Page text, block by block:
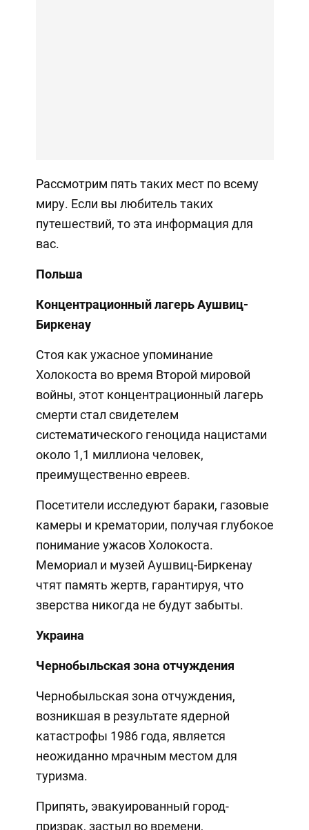
Рассмотрим пять таких мест по всему
миру. Если вы любитель таких
путешествий, то эта информация для
вас.
Польша
Концентрационный лагерь Аушвиц-
Биркенау
Стоя как ужасное упоминание
Холокоста во время Второй мировой
войны, этот концентрационный лагерь
смерти стал свидетелем
систематического геноцида нацистами
около 1,1 миллиона человек,
преимущественно евреев.
Посетители исследуют бараки, газовые
камеры и крематории, получая глубокое
понимание ужасов Холокоста.
Мемориал и музей Аушвиц-Биркенау
чтят память жертв, гарантируя, что
зверства никогда не будут забыты.
Украина
Чернобыльская зона отчуждения
Чернобыльская зона отчуждения,
возникшая в результате ядерной
катастрофы 1986 года, является
неожиданно мрачным местом для
туризма.
Припять, эвакуированный город-
призрак, застыл во времени,